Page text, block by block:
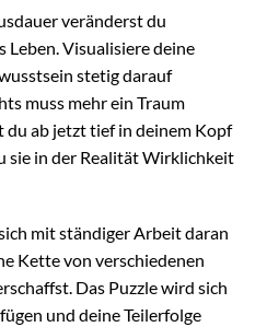
veränderst du
Visualisiere deine
stetig darauf
muss mehr ein Traum
du ab jetzt tief in deinem Kopf
sie in der Realität Wirklichkeit
mit ständiger Arbeit daran
Kette von verschiedenen
Das Puzzle wird sich
und deine Teilerfolge